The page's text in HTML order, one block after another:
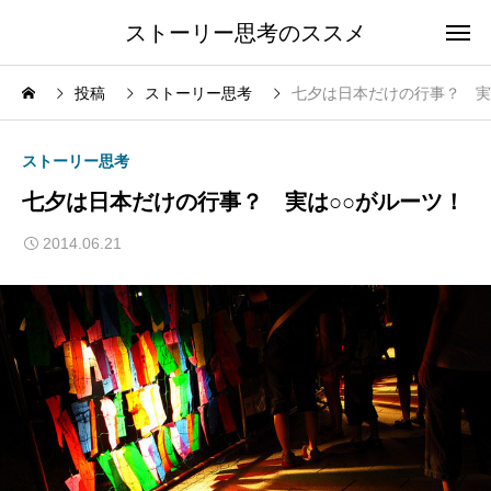
ストーリー思考のススメ
投稿 ストーリー思考 七夕は日本だけの行事？
ストーリー思考
七夕は日本だけの行事？ 実は○○がルーツ！
2014.06.21